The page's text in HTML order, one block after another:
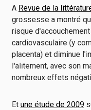
A Revue de la
grossesse a montré
risque
cardiovasculaire (y
placenta) et diminue
l'alitement, avec son
nombreux effets
Et une étude de 2009